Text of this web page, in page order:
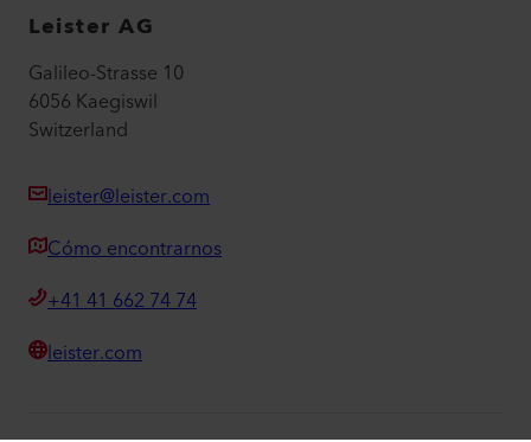
Leister AG
Galileo-Strasse 10
6056 Kaegiswil
Switzerland
leister@leister.com
Cómo encontrarnos
+41 41 662 74 74
leister.com